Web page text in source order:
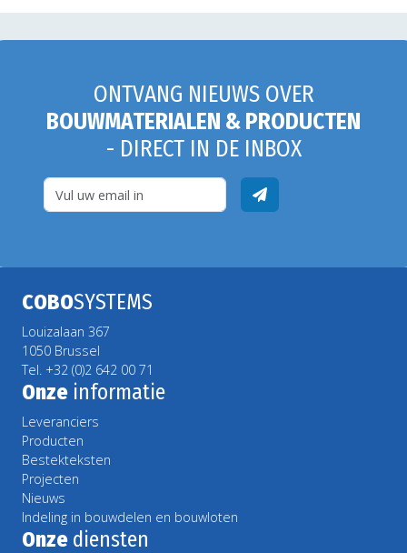
ONTVANG NIEUWS OVER
BOUWMATERIALEN & PRODUCTEN
- DIRECT IN DE INBOX
COBOSYSTEMS
Louizalaan 367
1050 Brussel
Tel. +32 (0)2 642 00 71
Onze informatie
Leveranciers
Producten
Bestekteksten
Projecten
Nieuws
Indeling in bouwdelen en bouwloten
Onze diensten